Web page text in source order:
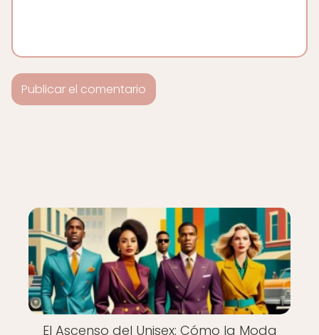
El Ascenso del Unisex: Cómo la Moda